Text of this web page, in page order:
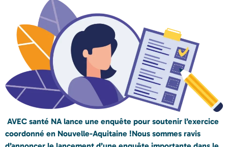
AVEC santé NA lance une enquête pour soutenir l’exercice
coordonné en Nouvelle-Aquitaine !Nous sommes ravis